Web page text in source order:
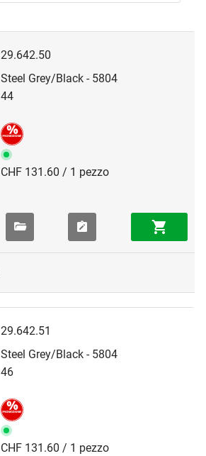
29.642.50
Steel Grey/Black - 5804
44
CHF 131.60 / 1 pezzo
29.642.51
Steel Grey/Black - 5804
46
CHF 131.60 / 1 pezzo